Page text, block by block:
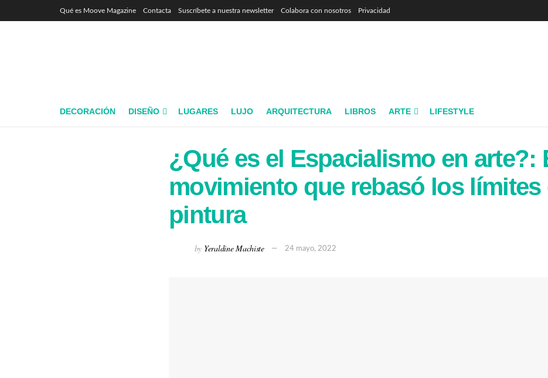
Qué es Moove Magazine Contacta Suscríbete a nuestra newsletter Colabora con nosotros Privacidad
DECORACIÓN DISEÑO LUGARES LUJO ARQUITECTURA LIBROS ARTE LIFESTYLE
¿Qué es el Espacialismo en arte?:
movimiento que rebasó los límites
pintura
by Yeraldine Machiste 24 mayo, 2022